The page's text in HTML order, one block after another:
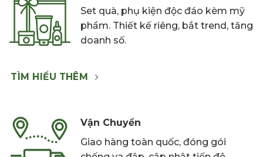
Set quà, phụ kiện độc đáo kèm mỹ
phẩm. Thiết kế riêng, bắt trend, tăng
doanh số.
TÌM HIỂU THÊM
Vận Chuyển
Giao hàng toàn quốc, đóng gói